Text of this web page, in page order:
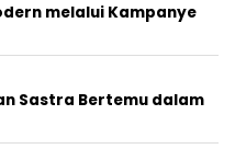
melalui Kampanye
Sastra Bertemu dalam